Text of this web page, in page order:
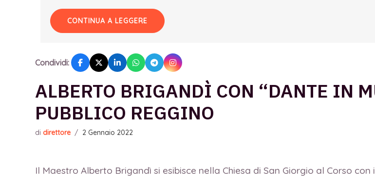
CONTINUA A LEGGERE
Condividi:
ALBERTO BRIGANDÌ CON “DANTE IN
PUBBLICO REGGINO
di direttore / 2 Gennaio 2022
Il Maestro Alberto Brigandì si esibisce nella Chiesa di San Giorgio al Corso con